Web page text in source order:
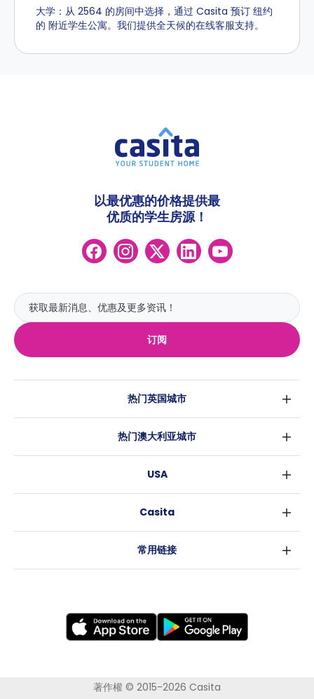
大学：从 2564 的房间中选择，通过 Casita 预订 纽约
的 附近学生公寓。我们提供全天候的在线客服支持。
订阅
以最优惠的价格提供最
优质的学生房源！
热门英国城市
伦敦
爱丁堡
利兹
考文垂
莱斯特
纽卡斯尔
热门澳大利亚城市
布里斯班
阿德莱德
USA
洛杉矶
Casita
常用链接
著作權 © 2015-2026 Casita